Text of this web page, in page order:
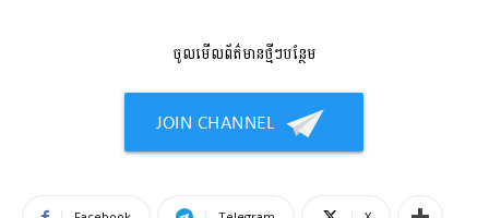
ចូលមើលព័ត៌មានថ្មីៗបន្ថែម